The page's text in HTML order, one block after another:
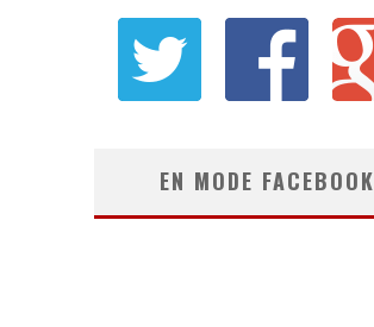
EN MODE FACEBOOK